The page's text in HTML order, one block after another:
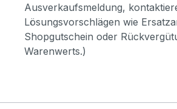
Ausverkaufsmeldung,
Lösungsvorschlägen wie
Shopgutschein oder
Warenwerts.)